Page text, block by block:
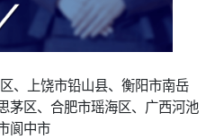
、上饶市铅山县、衡阳市南岳
茅区、合肥市瑶海区、广西河池
阆中市